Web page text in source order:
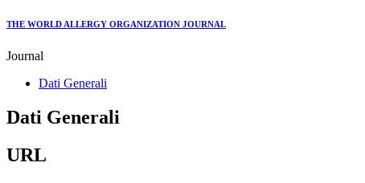
THE WORLD ALLERGY ORGANIZATION JOURNAL
Journal
Dati Generali
Dati Generali
URL